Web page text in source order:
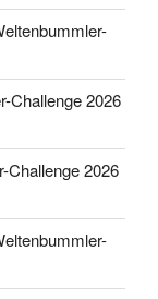
Challenge 2026
Challenge 2026